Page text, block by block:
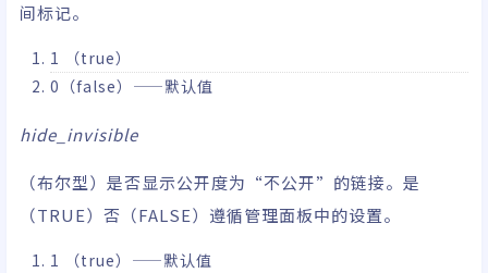
间标记。
1 （true）
0（false）——默认值
hide_invisible
（布尔型）是否显示公开度为“不公开”的链接。是
（TRUE）否（FALSE）遵循管理面板中的设置。
1 （true）——默认值